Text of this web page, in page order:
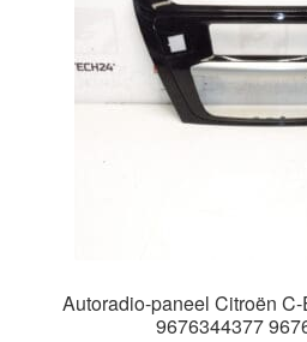
Autoradio-paneel Citroën
9676344377